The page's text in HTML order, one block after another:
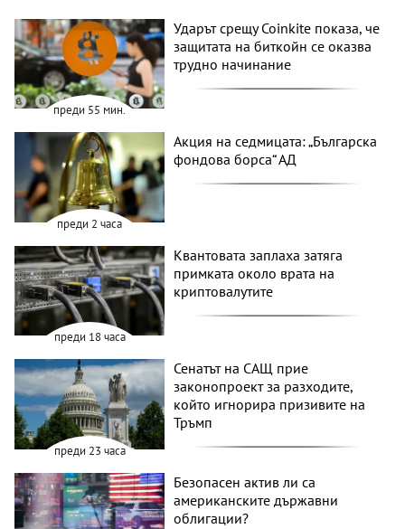
преди 55 мин.
Ударът срещу Coinkite показа, че
защитата на биткойн се оказва
трудно начинание
преди 2 часа
Акция на седмицата: „Българска
фондова борса“ АД
преди 18 часа
Квантовата заплаха затяга
примката около врата на
криптовалутите
преди 23 часа
Сенатът на САЩ прие
законопроект за разходите,
който игнорира призивите на
Тръмп
Безопасен актив ли са
американските държавни
облигации?